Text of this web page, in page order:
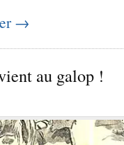
→
au galop !